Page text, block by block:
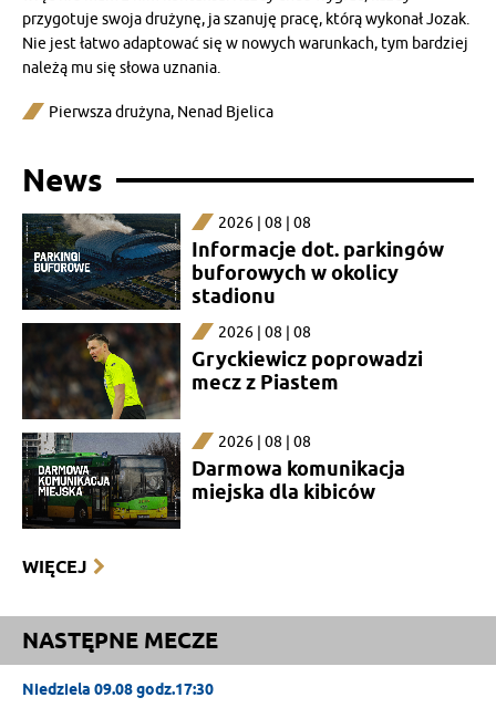
przygotuje swoja drużynę, ja szanuję pracę, którą wykonał Jozak.
Nie jest łatwo adaptować się w nowych warunkach, tym bardziej
należą mu się słowa uznania.
Pierwsza drużyna, Nenad Bjelica
News
2026 | 08 | 08
Informacje dot. parkingów
buforowych w okolicy
stadionu
2026 | 08 | 08
Gryckiewicz poprowadzi
mecz z Piastem
2026 | 08 | 08
Darmowa komunikacja
miejska dla kibiców
WIĘCEJ
NASTĘPNE MECZE
Niedziela 09.08 godz.17:30